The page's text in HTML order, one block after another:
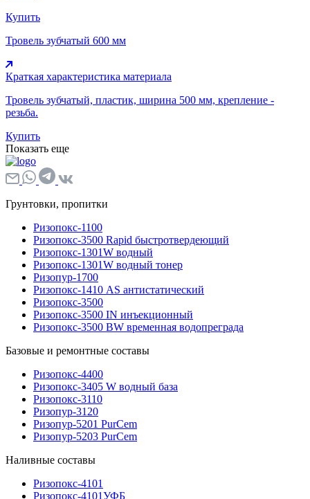
Купить
Тровель зубчатый 600 мм
Краткая характеристика материала
Тровель зубчатый, пластик, ширина 500 мм, крепление -
резьба.
Купить
Показать еще
Грунтовки, пропитки
Ризопокс-1100
Ризопокс-3500 Rapid быстротвердеющий
Ризопокс-1301W водный
Ризопокс-1301W водный тонер
Ризопур-1700
Ризопокс-1410 AS антистатический
Ризопокс-3500
Ризопокс-3500 IN инъекционный
Ризопокс-3500 BW временная водопреграда
Базовые и ремонтные составы
Ризопокс-4400
Ризопокс-3405 W водный база
Ризопокс-3110
Ризопур-3120
Ризопур-5201 PurCem
Ризопур-5203 PurCem
Наливные составы
Ризопокс-4101
Ризопокс-4101УФБ